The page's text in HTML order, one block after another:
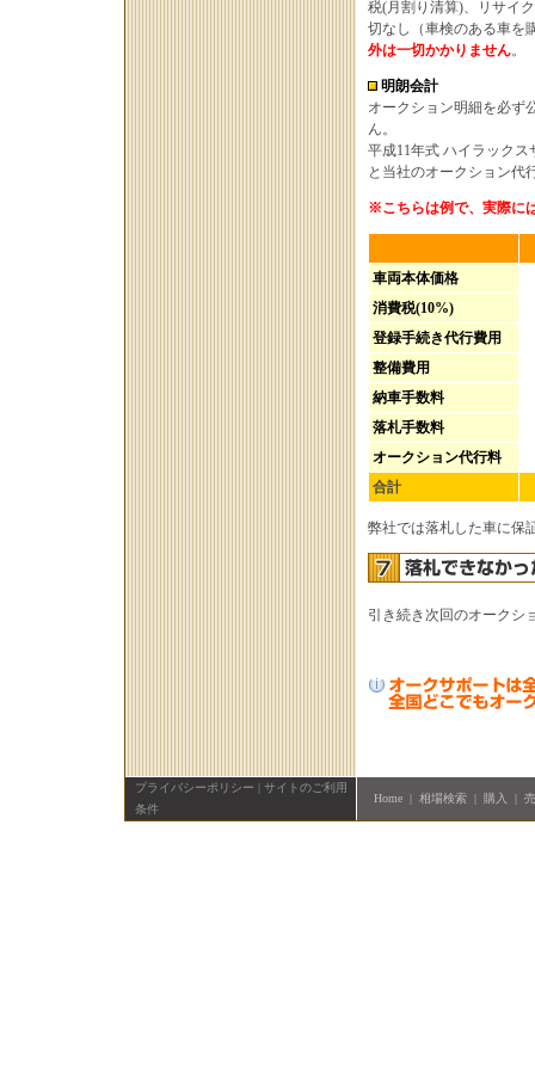
税(月割り清算)、リサイ
切なし（車検のある車を
外は一切かかりません。
明朗会計
オークション明細を必ず
ん。
平成11年式 ハイラック
と当社のオークション代
※こちらは例で、実際に
車両本体価格
消費税(10%)
登録手続き代行費用
整備費用
納車手数料
落札手数料
オークション代行料
合計
弊社では落札した車に保
引き続き次回のオークシ
プライバシーポリシー | サイトのご利用
条件
Home | 相場検索 | 購入 |